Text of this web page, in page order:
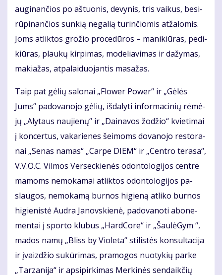
au­gi­nan­čios po aš­tuo­nis, de­vy­nis, tris vai­kus, be­si­
rū­pi­nan­čios sun­kią ne­ga­lią tu­rin­čio­mis at­ža­lo­mis.
Joms at­lik­tos gro­žio pro­ce­dū­ros – ma­ni­kiū­ras, pe­di­
kiū­ras, plau­kų kir­pi­mas, mo­de­lia­vi­mas ir da­žy­mas,
ma­kia­žas, at­pa­lai­duo­jan­tis ma­sa­žas.
Taip pat gė­lių sa­lo­nai „Flo­wer Po­wer“ ir „Gė­lės
Jums“ pa­do­va­no­jo gė­lių, iš­da­ly­ti in­for­ma­ci­nių rė­mė­
jų „Aly­taus nau­jie­nų“ ir „Dai­na­vos žo­džio“ kvie­ti­mai
į kon­cer­tus, va­ka­rie­nes šei­moms do­va­no­jo res­to­ra­
nai „Se­nas na­mas“ „Car­pe DIEM“ ir „Cen­tro te­ra­sa“,
V.V.O.C. Vil­mos Ver­sec­kie­nės odon­to­lo­gi­jos cen­tre
ma­moms ne­mo­ka­mai at­lik­tos odon­to­lo­gi­jos pa­
slau­gos, ne­mo­ka­mą bur­nos hi­gie­ną at­li­ko bur­nos
hi­gie­nis­tė Aud­ra Ja­nov­skie­nė, pa­do­va­no­ti abo­ne­
men­tai į spor­to klu­bus „Hard­Co­re“ ir „Šau­lė­Gym “,
ma­dos na­mų „Bliss by Vio­le­ta“ sti­lis­tės kon­sul­ta­ci­ja
ir įvaiz­džio su­kū­ri­mas, pra­mo­gos nuo­ty­kių par­ke
„Tar­za­ni­ja“ ir ap­si­pir­ki­mas Mer­ki­nės sen­daik­čių